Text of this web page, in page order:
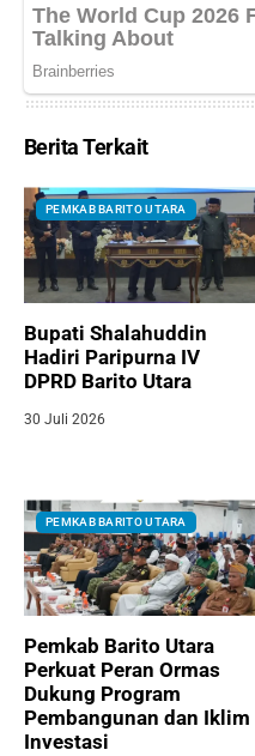
Berita Terkait
PEMKAB BARITO UTARA
Bupati Shalahuddin
Hadiri Paripurna IV
DPRD Barito Utara
30 Juli 2026
PEMKAB BARITO UTARA
Pemkab Barito Utara
Perkuat Peran Ormas
Dukung Program
Pembangunan dan Iklim
Investasi